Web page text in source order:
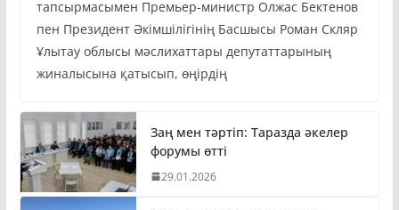
тапсырмасымен Премьер-министр Олжас Бектенов
пен Президент Әкімшілігінің Басшысы Роман Скляр
Ұлытау облысы мәслихаттары депутаттарының
жиналысына қатысып, өңірдің
Заң мен тәртіп: Таразда әкелер
форумы өтті
29.01.2026